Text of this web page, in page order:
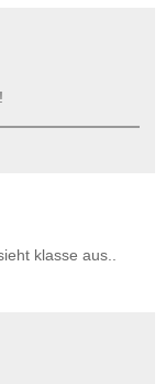
klasse aus..